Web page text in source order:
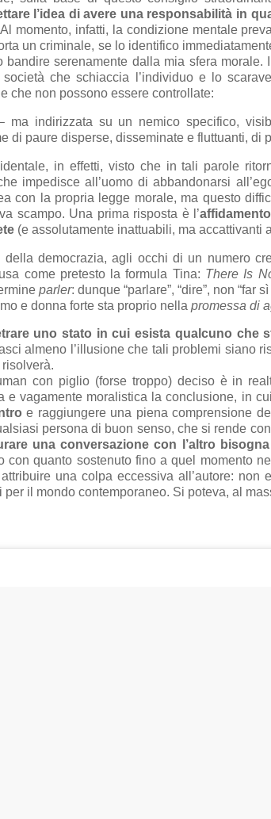
l’idea di avere una responsabilità in
momento, infatti, la condizione mentale
un criminale, se lo identifico
serenamente dalla mia sfera
società che schiaccia l’individuo e lo
che non possono essere controllate:
ma indirizzata su un nemico specifico,
di paure disperse, disseminate e fluttuanti, di
in effetti, visto che in tali parole
impedisce all’uomo di abbandonarsi
con la propria legge morale, ma questo
scampo. Una prima risposta è l’
(e assolutamente inattuabili, ma accattivanti
della democrazia, agli occhi di un numero
come pretesto la formula Tina: There Is
parler: dunque “parlare”, “dire”, non “far
e donna forte sta proprio nella promessa di
uno stato in cui esista qualcuno che
almeno l’illusione che tali problemi siano
con piglio (forse troppo) deciso è in
e vagamente moralistica la conclusione, in
e raggiungere una piena comprensione
persona di buon senso, che si rende
una conversazione con l’altro
con quanto sostenuto fino a quel momento
una colpa eccessiva all’autore: non
il mondo contemporaneo. Si poteva, al